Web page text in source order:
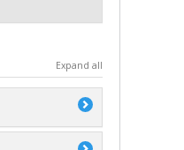
Expand all